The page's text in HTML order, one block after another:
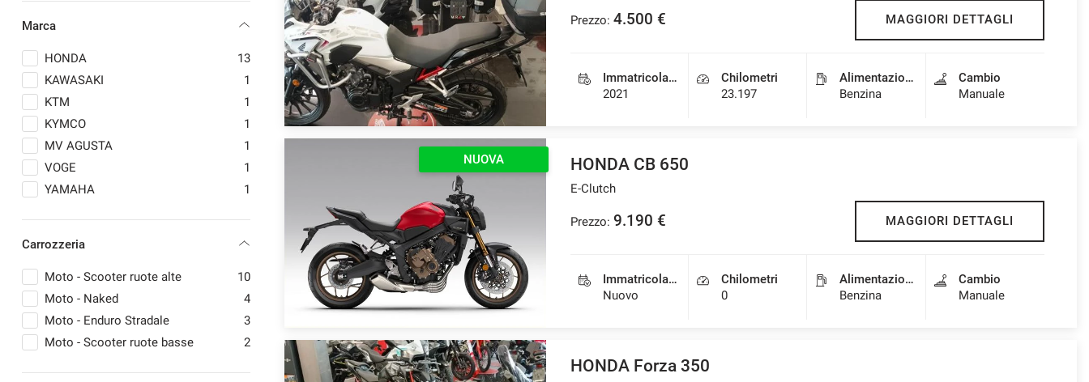
Marca
HONDA
13
KAWASAKI
1
KTM
1
KYMCO
1
MV AGUSTA
1
VOGE
1
YAMAHA
1
Carrozzeria
Moto - Scooter ruote alte
10
Moto - Naked
4
Moto - Enduro Stradale
3
Moto - Scooter ruote basse
2
Prezzo: 4.500 € MAGGIORI DETTAGLI
Immatricolazione
2021
Chilometri
23.197
Alimentazione
Benzina
Cambio
Manuale
NUOVA HONDA CB 650
E-Clutch
Prezzo: 9.190 € MAGGIORI DETTAGLI
Immatricolazione
Nuovo
Chilometri
0
Alimentazione
Benzina
Cambio
Manuale
HONDA Forza 350
strumenti
di
tracciamento
rimanda
alla
cookie
policy.
Puoi
rivedere
e
tue
in
qualsiasi
momento.